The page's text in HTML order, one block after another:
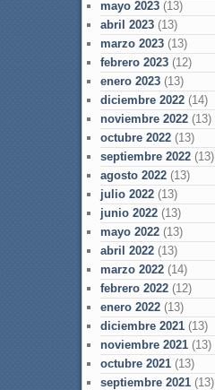
mayo 2023(13)
abril 2023(13)
marzo 2023(13)
febrero 2023(12)
enero 2023(13)
diciembre 2022(14)
noviembre 2022(13)
octubre 2022(13)
septiembre 2022(13)
agosto 2022(13)
julio 2022(13)
junio 2022(13)
mayo 2022(13)
abril 2022(13)
marzo 2022(14)
febrero 2022(12)
enero 2022(13)
diciembre 2021(13)
noviembre 2021(13)
octubre 2021(13)
septiembre 2021(13)